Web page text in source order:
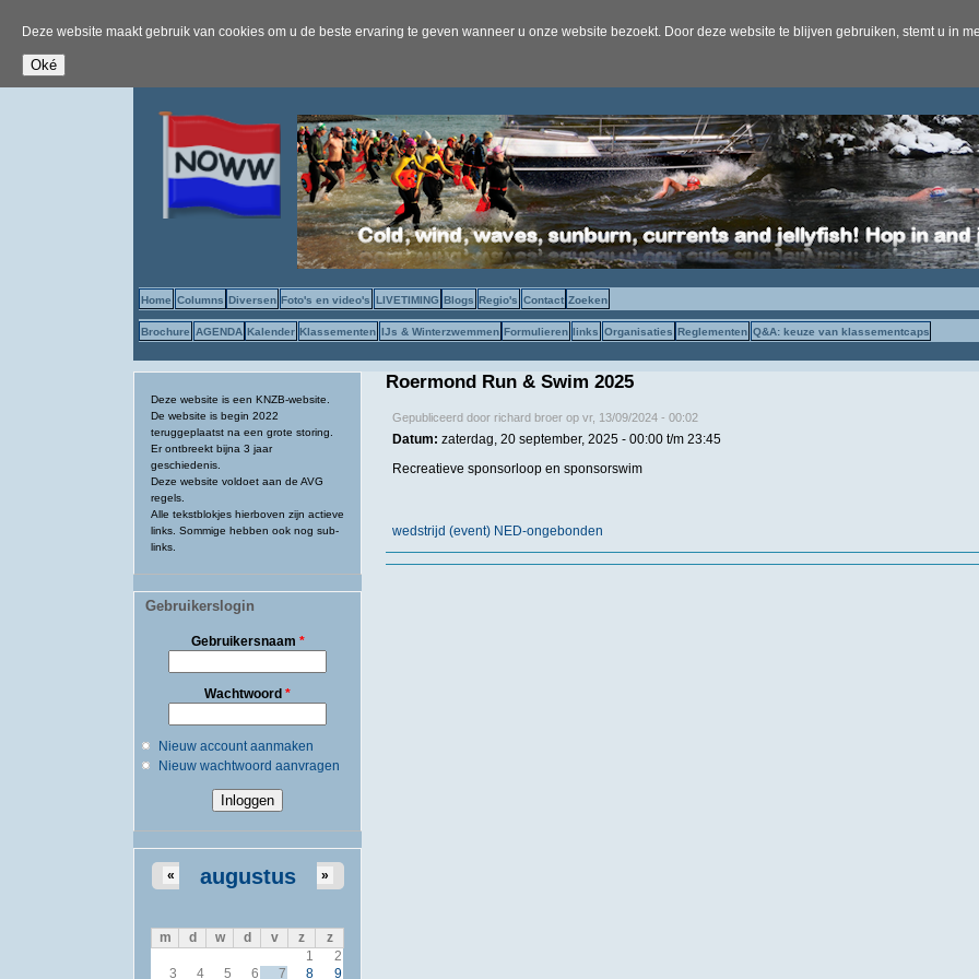
Deze website maakt gebruik van cookies om u de beste ervaring te geven wanneer u onze website bezoekt. Door deze website te blijven gebruiken, stemt u in
Home Columns Diversen Foto's en video's LIVETIMING Blogs Regio's Contact Zoeken
Brochure AGENDA Kalender Klassementen IJs & Winterzwemmen Formulieren links Organisaties Reglementen Q&A: keuze van klassementcaps
Deze website is een KNZB-website.
De website is begin 2022
teruggeplaatst na een grote storing.
Er ontbreekt bijna 3 jaar
geschiedenis.
Deze website voldoet aan de AVG
regels.
Alle tekstblokjes hierboven zijn actieve
links. Sommige hebben ook nog sub-
links.
Gebruikerslogin
Gebruikersnaam *
Wachtwoord *
Nieuw account aanmaken
Nieuw wachtwoord aanvragen
augustus
« »
m d w d v z
z
1
2
3
4 5 6 7 8
9
Roermond Run & Swim 2025
Gepubliceerd door richard broerop vr, 13/09/2024 - 00:02
Datum: zaterdag, 20 september, 2025 - 00:00t/m 23:45
Recreatieve sponsorloop en sponsorswim
wedstrijd (event) NED-ongebonden